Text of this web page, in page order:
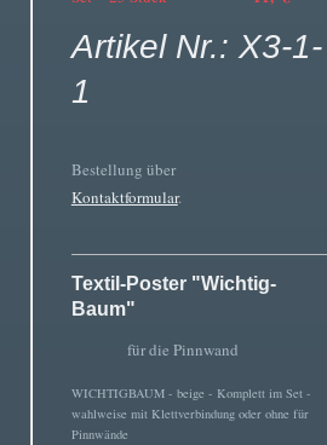
Artikel Nr.: X3-1-
1
Bestellung über
Kontaktformular.
Textil-Poster "Wichtig-
Baum"
für die Pinnwand
WICHTIGBAUM - beige - Komplett im Set -
wahlweise mit Klettverbindung oder ohne für
Pinnwände